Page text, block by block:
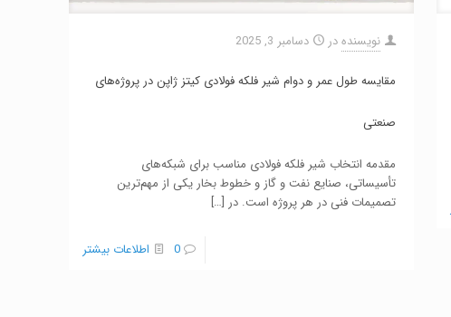
نویسنده در دسامبر 3, 2025
مقایسه طول عمر و دوام شیر فلکه فولادی کیتز ژاپن در پروژه‌های
صنعتی
مقدمه انتخاب شیر فلکه فولادی مناسب برای شبکه‌های
تأسیساتی، صنایع نفت و گاز و خطوط بخار یکی از مهم‌ترین
تصمیمات فنی در هر پروژه است. در […]
0 اطلاعات بیشتر